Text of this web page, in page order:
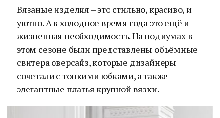
Вязаные изделия – это стильно, красиво, и
уютно. А в холодное время года это ещё и
жизненная необходимость. На подиумах в
этом сезоне были представлены объёмные
свитера оверсайз, которые дизайнеры
сочетали с тонкими юбками, а также
элегантные платья крупной вязки.